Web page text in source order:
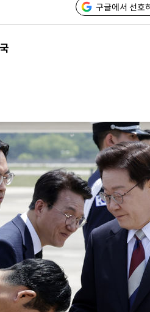
소
…이병태
(종합)
만개
4.1%로
고 과감히
아웃바운
향
난지역 선
망지 못
제 대응"
구글에서 선호